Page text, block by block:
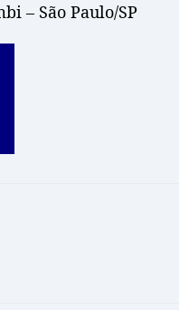
– São Paulo/SP